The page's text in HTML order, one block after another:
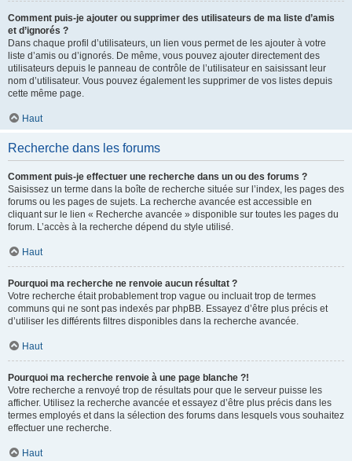
Comment puis-je ajouter ou supprimer des utilisateurs de ma liste d’amis
et d’ignorés ?
Dans chaque profil d’utilisateurs, un lien vous permet de les ajouter à votre
liste d’amis ou d’ignorés. De même, vous pouvez ajouter directement des
utilisateurs depuis le panneau de contrôle de l’utilisateur en saisissant leur
nom d’utilisateur. Vous pouvez également les supprimer de vos listes depuis
cette même page.
Haut
Recherche dans les forums
Comment puis-je effectuer une recherche dans un ou des forums ?
Saisissez un terme dans la boîte de recherche située sur l’index, les pages des
forums ou les pages de sujets. La recherche avancée est accessible en
cliquant sur le lien « Recherche avancée » disponible sur toutes les pages du
forum. L’accès à la recherche dépend du style utilisé.
Haut
Pourquoi ma recherche ne renvoie aucun résultat ?
Votre recherche était probablement trop vague ou incluait trop de termes
communs qui ne sont pas indexés par phpBB. Essayez d’être plus précis et
d’utiliser les différents filtres disponibles dans la recherche avancée.
Haut
Pourquoi ma recherche renvoie à une page blanche ?!
Votre recherche a renvoyé trop de résultats pour que le serveur puisse les
afficher. Utilisez la recherche avancée et essayez d’être plus précis dans les
termes employés et dans la sélection des forums dans lesquels vous souhaitez
effectuer une recherche.
Haut